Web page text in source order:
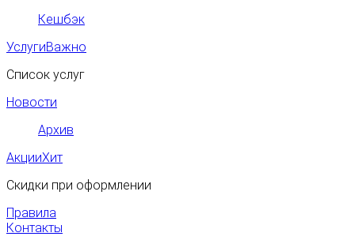
Кешбэк
УслугиВажно
Список услуг
Новости
Архив
АкцииХит
Скидки при оформлении
Правила
Контакты